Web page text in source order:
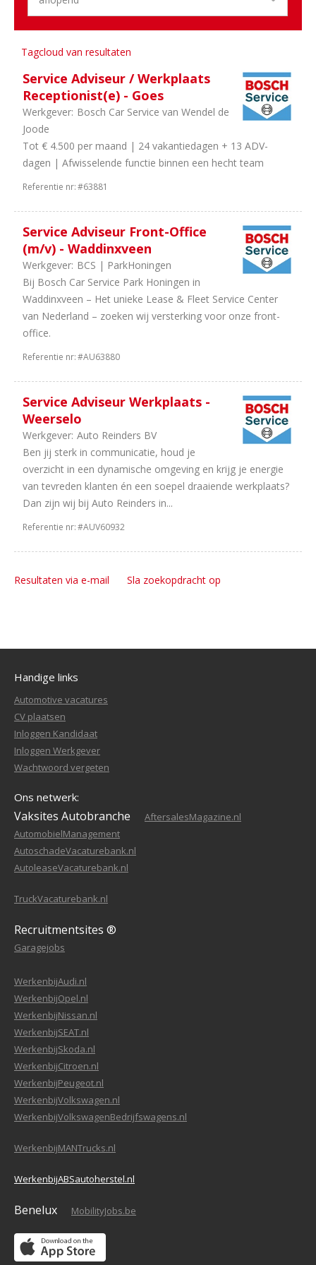
Aantal
uren
In
38
uur
uur
Tagcloud van resultaten
Service Adviseur / Werkplaats
Receptionist(e) - Goes
Werkgever: Bosch Car Service van Wendel de
Joode
Tot € 4.500 per maand | 24 vakantiedagen + 13 ADV-
dagen | Afwisselende functie binnen een hecht team
Referentie nr:#63881
Service Adviseur Front-Office
(m/v) - Waddinxveen
Werkgever: BCS | ParkHoningen
Bij Bosch Car Service Park Honingen in
Waddinxveen – Het unieke Lease & Fleet Service Center
van Nederland – zoeken wij versterking voor onze front-
office.
Referentie nr:#AU63880
Service Adviseur Werkplaats -
Weerselo
Werkgever: Auto Reinders BV
Ben jij sterk in communicatie, houd je
overzicht in een dynamische omgeving en krijg je energie
van tevreden klanten én een soepel draaiende werkplaats?
Dan zijn wij bij Auto Reinders in...
Referentie nr:#AUV60932
Resultaten via e-mail Sla zoekopdracht op
Handige links
Automotive vacatures
CV plaatsen
Inloggen Kandidaat
Inloggen Werkgever
Wachtwoord vergeten
Ons netwerk:
Vaksites Autobranche
AftersalesMagazine.nl
AutomobielManagement
AutoschadeVacaturebank.nl
AutoleaseVacaturebank.nl
TruckVacaturebank.nl
Recruitmentsites ®
Garagejobs
WerkenbijAudi.nl
WerkenbijOpel.nl
WerkenbijNissan.nl
WerkenbijSEAT.nl
WerkenbijSkoda.nl
WerkenbijCitroen.nl
WerkenbijPeugeot.nl
WerkenbijVolkswagen.nl
WerkenbijVolkswagenBedrijfswagens.nl
WerkenbijMANTrucks.nl
WerkenbijABSautoherstel.nl
Benelux MobilityJobs.be